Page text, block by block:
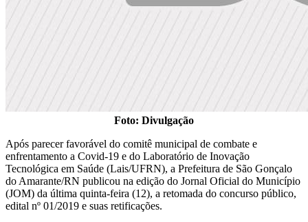
Foto: Divulgação
Após parecer favorável do comitê municipal de combate e
enfrentamento a Covid-19 e do Laboratório de Inovação
Tecnológica em Saúde (Lais/UFRN), a Prefeitura de São Gonçalo
do Amarante/RN publicou na edição do Jornal Oficial do Município
(JOM) da última quinta-feira (12), a retomada do concurso público,
edital nº 01/2019 e suas retificações.